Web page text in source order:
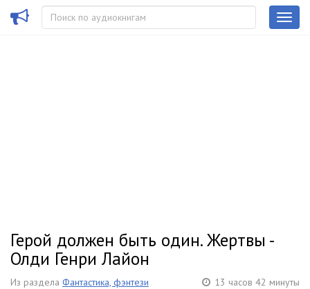
Герой должен быть один. Жертвы -
Олди Генри Лайон
Из раздела Фантастика, фэнтези 13 часов 42 минуты